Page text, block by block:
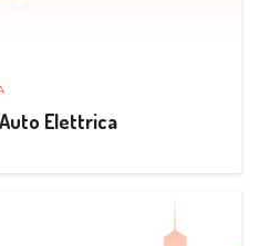
Elettrica